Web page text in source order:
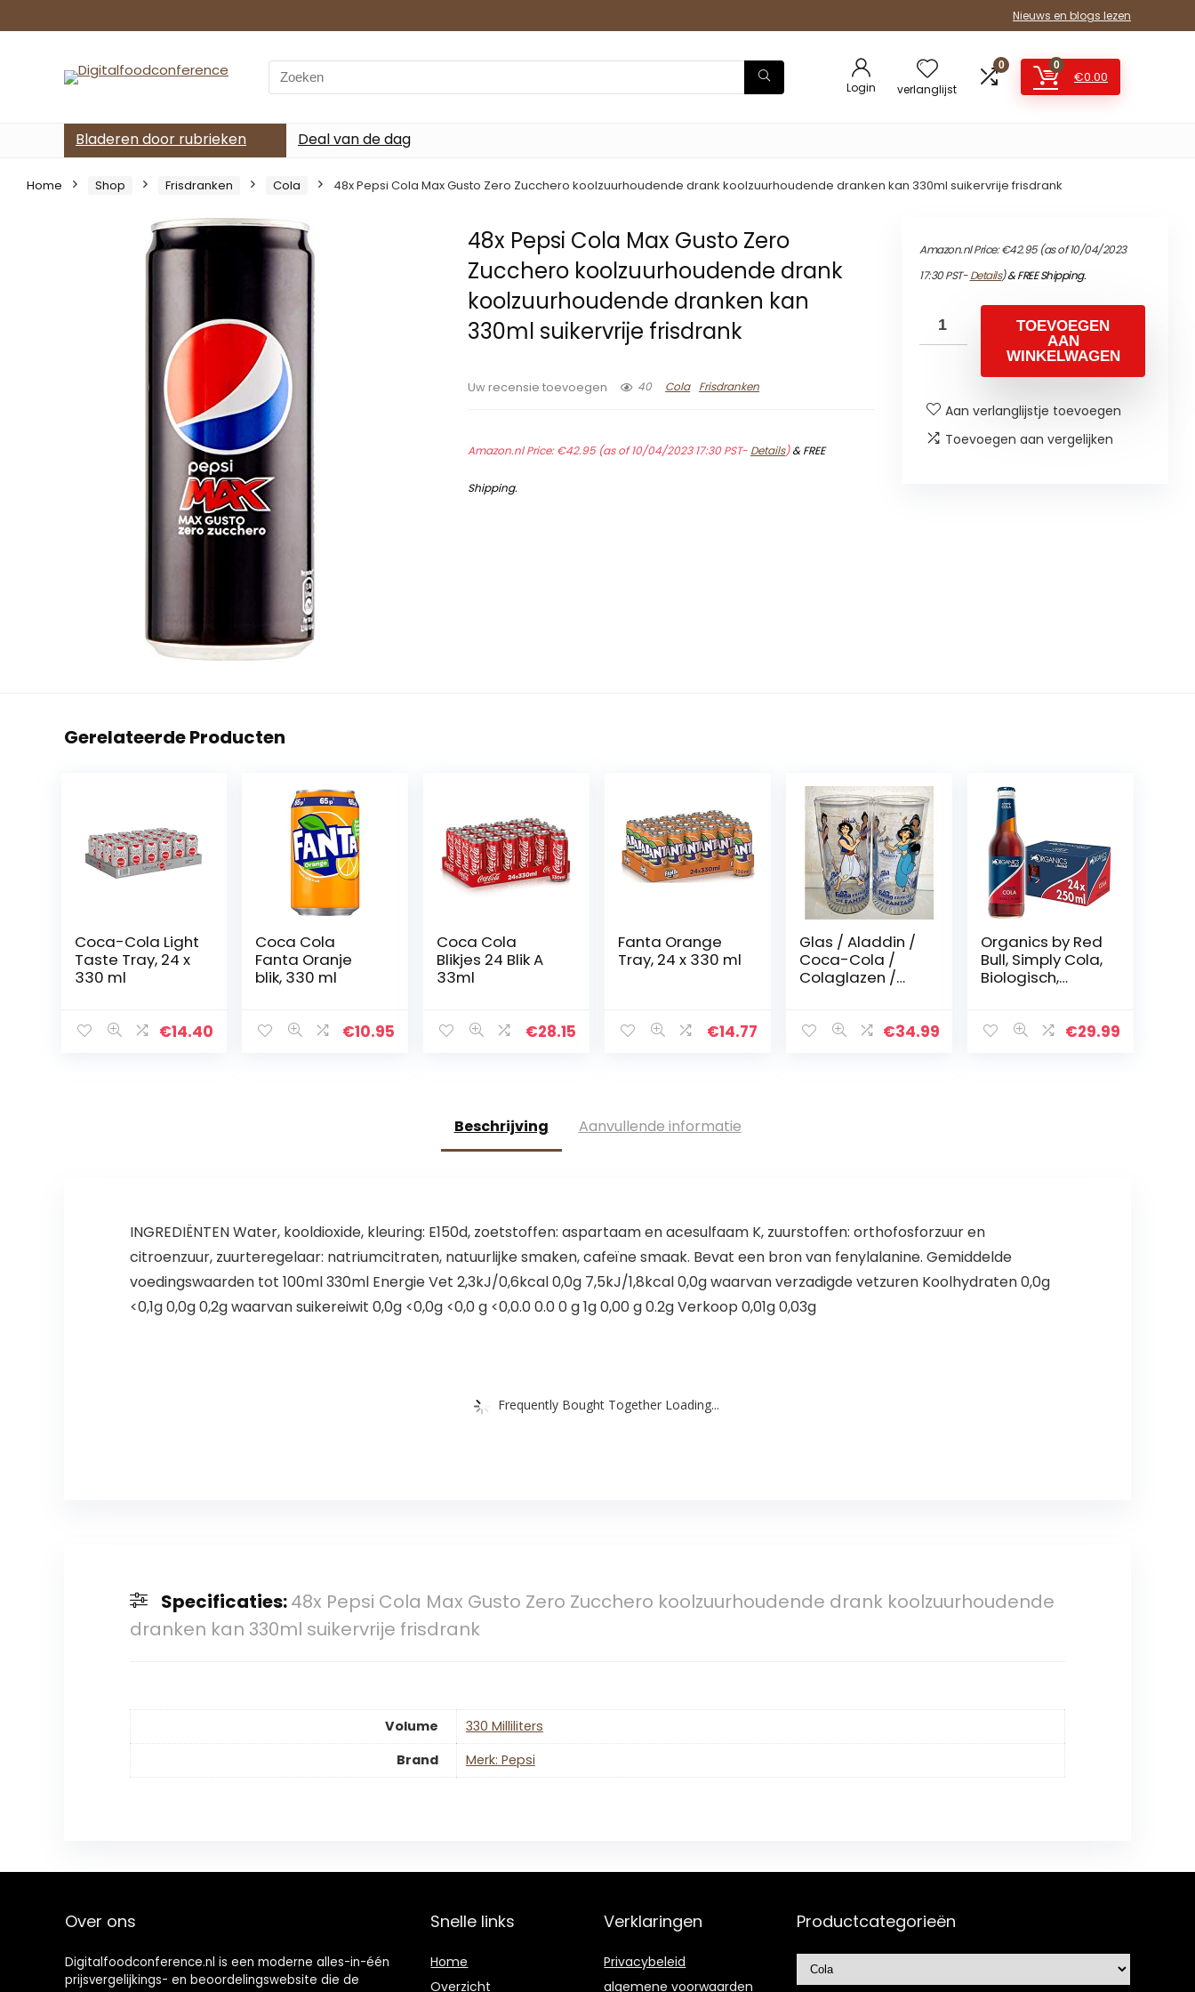
Nieuws en blogs lezen
Search
for:
Login verlanglijst
0 0
€0.00
Bladeren door rubrieken Deal van de dag
Home Shop Frisdranken Cola 48x Pepsi Cola Max Gusto Zero Zucchero koolzuurhoudende drank koolzuurhoudende dranken kan 330ml suikervrije frisdrank
48x Pepsi Cola Max Gusto Zero
Zucchero koolzuurhoudende drank
koolzuurhoudende dranken kan
330ml suikervrije frisdrank
Uw recensie toevoegen 40 Cola Frisdranken
Amazon.nl Price:€42.95(as of 10/04/2023 17:30 PST- Details)&FREE
Shipping.
Amazon.nl Price:€42.95(as of 10/04/2023
17:30 PST-Details)&FREE Shipping.
TOEVOEGEN
AAN
WINKELWAGEN
Aan verlanglijstje toevoegen
Toevoegen aan vergelijken
Gerelateerde Producten
Coca-Cola Light
Taste Tray, 24 x
330 ml
€14.40
Coca Cola
Fanta Oranje
blik, 330 ml
€10.95
Coca Cola
Blikjes 24 Blik A
33ml
€28.15
Fanta Orange
Tray, 24 x 330 ml
€14.77
Glas / Aladdin /
Coca-Cola /
Colaglazen /
x 0,3 liter / Retro
€34.99
Organics by Red
Bull, Simply Cola,
Biologisch,
€29.99
Beschrijving Aanvullende informatie
INGREDIËNTEN Water, kooldioxide, kleuring: E150d, zoetstoffen: aspartaam en acesulfaam K, zuurstoffen: orthofosforzuur en
citroenzuur, zuurteregelaar: natriumcitraten, natuurlijke smaken, cafeïne smaak. Bevat een bron van fenylalanine. Gemiddelde
voedingswaarden tot 100ml 330ml Energie Vet 2,3kJ/0,6kcal 0,0g 7,5kJ/1,8kcal 0,0g waarvan verzadigde vetzuren Koolhydraten 0,0g
<0,1g 0,0g 0,2g waarvan suikereiwit 0,0g <0,0g <0,0 g <0,0.0 0.0 0 g 1g 0,00 g 0.2g Verkoop 0,01g 0,03g
Frequently Bought Together Loading...
Specificaties:48x Pepsi Cola Max Gusto Zero Zucchero koolzuurhoudende drank koolzuurhoudende
dranken kan 330ml suikervrije frisdrank
Volume
‎330 Milliliters
Brand
Merk: Pepsi
Over ons
Digitalfoodconference.nl is een moderne alles-in-één
prijsvergelijkings- en beoordelingswebsite die de
Snelle links
Home
Overzicht
Verklaringen
Privacybeleid
algemene voorwaarden
Productcategorieën